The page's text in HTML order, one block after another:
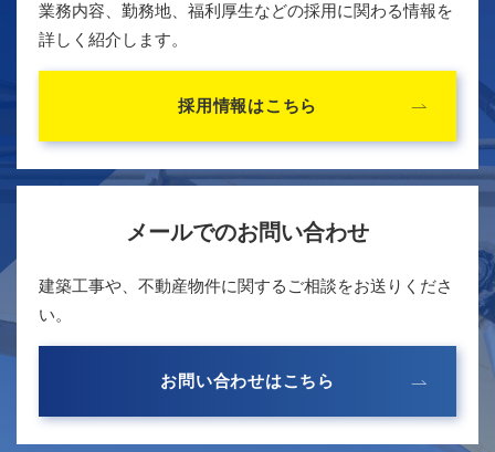
業務内容、勤務地、福利厚生などの採用に関わる情報を
詳しく紹介します。
採用情報はこちら
メールでのお問い合わせ
建築工事や、不動産物件に関するご相談をお送りくださ
い。
お問い合わせはこちら